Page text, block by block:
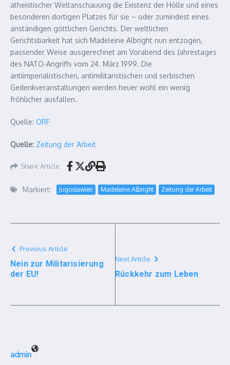
atheistischer Weltanschauung die Existenz der Hölle und eines
besonderen dortigen Platzes für sie – oder zumindest eines
anständigen göttlichen Gerichts. Der weltlichen
Gerichtsbarkeit hat sich Madeleine Albright nun entzogen,
passender Weise ausgerechnet am Vorabend des Jahrestages
des NATO-Angriffs vom 24. März 1999. Die
antiimperialistischen, antimilitaristischen und serbischen
Gedenkveranstaltungen werden heuer wohl ein wenig
fröhlicher ausfallen.
Quelle: ORF
Quelle: Zeitung der Arbeit
Share Article
Markiert: Jugoslawien Madeleine Albright Zeitung der Arbeit
Previous Article
Nein zur Militarisierung
der EU!
Next Article
Rückkehr zum Leben
admin